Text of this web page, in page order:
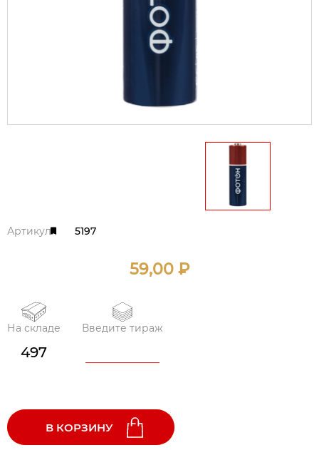
Артикул: 5197
59,00₽
На складе
497
Введите тираж
В КОРЗИНУ